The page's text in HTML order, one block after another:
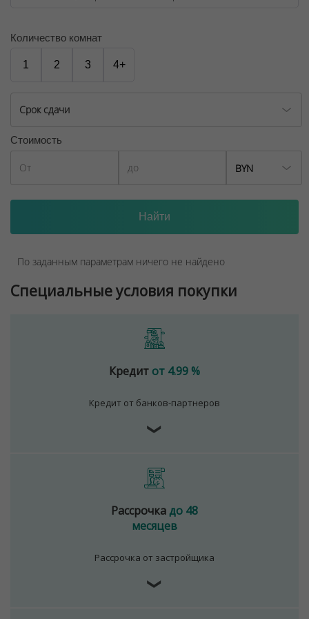
Количество комнат
1 2 3 4+
Срок сдачи
Стоимость
BYN
По заданным параметрам ничего не найдено
Специальные условия покупки
Кредит от 4.99 %
Кредит от банков-партнеров
❯
Рассрочкадо 48
месяцев
Рассрочка от застройщика
❯